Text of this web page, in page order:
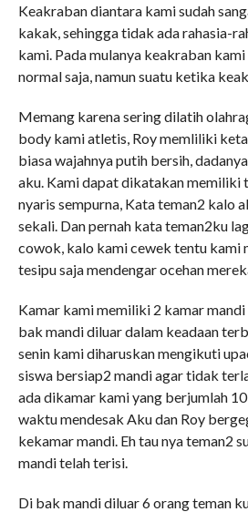
Keakraban diantara kami sudah
kakak, sehingga tidak ada rahasia-
kami. Pada mulanya keakraban
normal saja, namun suatu ketika
Memang karena sering dilatih
body kami atletis, Roy memliliki
biasa wajahnya putih bersih,
aku. Kami dapat dikatakan memiliki
nyaris sempurna, Kata teman2 kalo
sekali. Dan pernah kata teman2ku
cowok, kalo kami cewek tentu kami
tesipu saja mendengar ocehan
Kamar kami memiliki 2 kamar
bak mandi diluar dalam keadaan
senin kami diharuskan mengikuti
siswa bersiap2 mandi agar tidak
ada dikamar kami yang berjumlah
waktu mendesak Aku dan Roy
kekamar mandi. Eh tau nya teman2
mandi telah terisi.
Di bak mandi diluar 6 orang teman